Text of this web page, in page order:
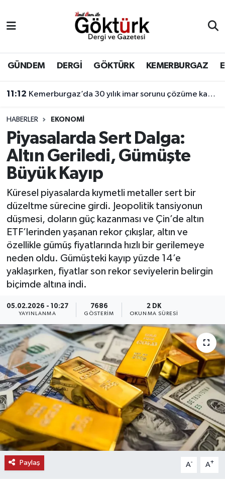
GÜNDEM DERGİ GÖKTÜRK KEMERBURGAZ
11:12 Kemerburgaz’da 30 yılık imar sorunu çözüme kavuşuyor
HABERLER EKONOMİ
Piyasalarda Sert Dalga:
Altın Geriledi, Gümüşte
Büyük Kayıp
Küresel piyasalarda kıymetli metaller sert bir
düzeltme sürecine girdi. Jeopolitik tansiyonun
düşmesi, doların güç kazanması ve Çin’de altın
ETF’lerinden yaşanan rekor çıkışlar, altın ve
özellikle gümüş fiyatlarında hızlı bir gerilemeye
neden oldu. Gümüşteki kayıp yüzde 14’e
yaklaşırken, fiyatlar son rekor seviyelerin belirgin
biçimde altına indi.
05.02.2026 - 10:27
YAYINLANMA
7686
GÖSTERIM
2 DK
OKUNMA SÜRESI
Paylaş A- A+
BİLİM
DERGİ
DÜNYA
EĞİTİM
EKONOMİ
GÖKTÜRK
GÜNDEM
KEMERBURGAZ
KÜLTÜR - SANAT
ÖZEL HABER
SAĞLIK
SPOR
TEKNOLOJİ
TİCARET
YAŞAM
Eyüpsultan Hava Durumu
Eyüpsultan Trafik Yoğunluk Haritası
Süper Lig Puan Durumu ve Fikstür
Tüm Manşetler
Son Dakika Haberleri
Haber Arşivi